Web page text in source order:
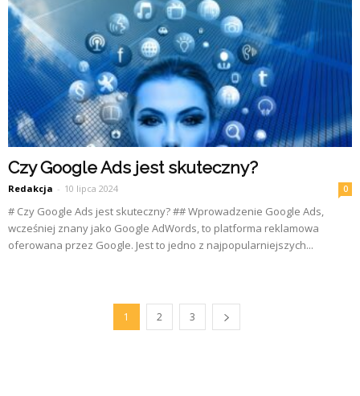
Czy Google Ads jest skuteczny?
Redakcja - 10 lipca 2024 0
# Czy Google Ads jest skuteczny? ## Wprowadzenie Google Ads,
wcześniej znany jako Google AdWords, to platforma reklamowa
oferowana przez Google. Jest to jedno z najpopularniejszych...
1 2 3